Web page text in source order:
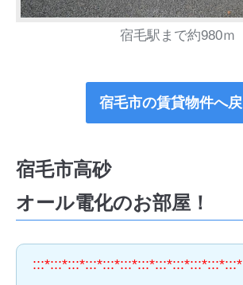
宿毛駅まで約980ｍ
宿毛市の賃貸物件へ
宿毛市高砂
オール電化のお部屋！